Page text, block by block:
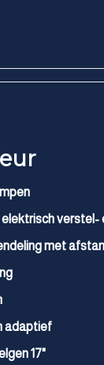
verstel-
met
adaptief
17"